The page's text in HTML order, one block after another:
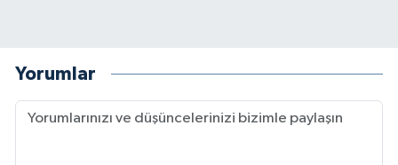
Yorumlar